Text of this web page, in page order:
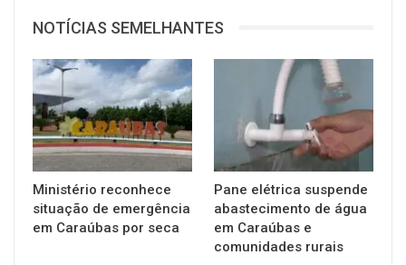
NOTÍCIAS SEMELHANTES
Ministério reconhece
situação de emergência
em Caraúbas por seca
Pane elétrica suspende
abastecimento de água
em Caraúbas e
comunidades rurais